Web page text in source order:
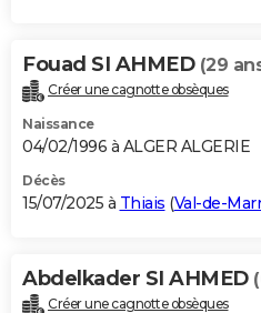
Carte de Noël
Carte Bonne année
Carte Saint-Valentin
Carte Pâques
Carte d'anniversaire
DICTIONNAIRE
Dictionnaire
Biographies
Citations
Expressions
Proverbes
PROGRAMME TV
S'inscrire
Se connecter
Lycées
Collèges
Primaires
Universités
Entreprises
Service militaire
Avis de recherche
AVIS DE DÉCÈS
Bricolage
Lifestyle
Culture
Sport
Auto
Television
Voyage
Cinema
Fouad SI AHMED (29
Créer une cagnotte obsèques
Naissance
04/02/1996 à ALGER ALGERIE
Décès
15/07/2025 à Thiais (Val-de-
Abdelkader SI AHMED
Créer une cagnotte obsèques